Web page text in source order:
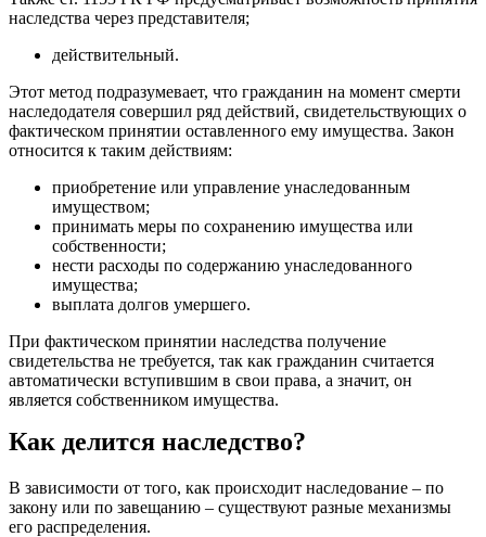
наследства через представителя;
действительный.
Этот метод подразумевает, что гражданин на момент смерти
наследодателя совершил ряд действий, свидетельствующих о
фактическом принятии оставленного ему имущества. Закон
относится к таким действиям:
приобретение или управление унаследованным
имуществом;
принимать меры по сохранению имущества или
собственности;
нести расходы по содержанию унаследованного
имущества;
выплата долгов умершего.
При фактическом принятии наследства получение
свидетельства не требуется, так как гражданин считается
автоматически вступившим в свои права, а значит, он
является собственником имущества.
Как делится наследство?
В зависимости от того, как происходит наследование – по
закону или по завещанию – существуют разные механизмы
его распределения.